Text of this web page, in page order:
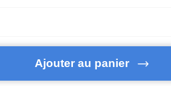
Ajouter au panier